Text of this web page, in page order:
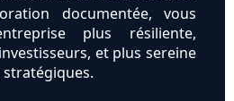
documentée, vous
plus résiliente,
et plus sereine